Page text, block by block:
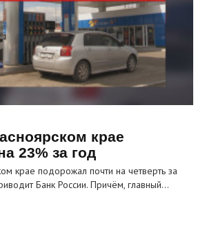
крае
23% за год
крае подорожал почти на четверть за
Банк России. Причём, главный…